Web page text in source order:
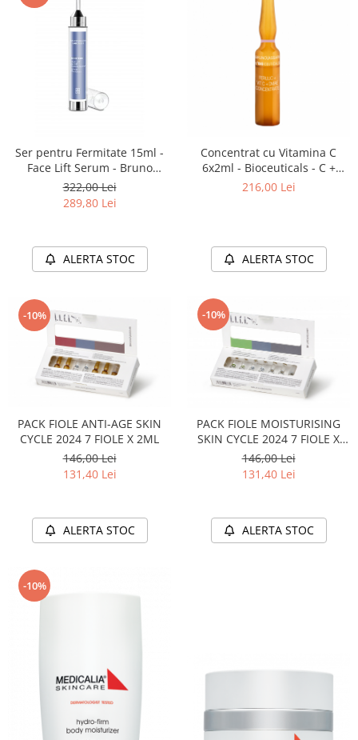
Ser pentru Fermitate 15ml -
Face Lift Serum - Bruno
Vassari
322,00 Lei
289,80 Lei
ALERTA STOC
Concentrat cu Vitamina C
6x2ml - Bioceuticals - C +
Ferulic+ Dmae - Bruno Vassari
216,00 Lei
ALERTA STOC
-10%
PACK FIOLE ANTI-AGE SKIN
CYCLE 2024 7 FIOLE X 2ML
146,00 Lei
131,40 Lei
ALERTA STOC
-10%
PACK FIOLE MOISTURISING
SKIN CYCLE 2024 7 FIOLE X
2ML
146,00 Lei
131,40 Lei
ALERTA STOC
-10%